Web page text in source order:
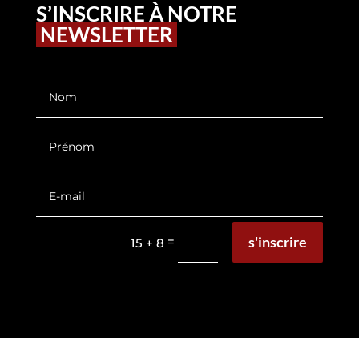
S’INSCRIRE À NOTRE
NEWSLETTER
15 + 8 = s'inscrire